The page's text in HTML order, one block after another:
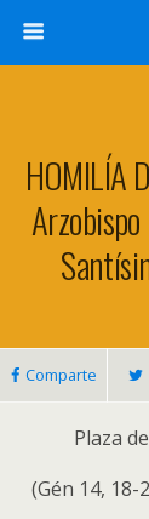
HOMILÍA
Comparte
Plaza
(Gén 14, 18-